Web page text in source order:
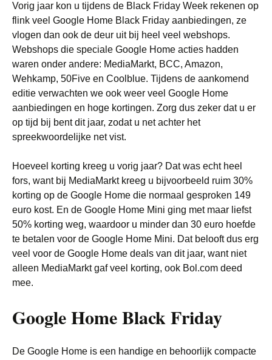
Vorig jaar kon u tijdens de Black Friday Week rekenen op
flink veel Google Home Black Friday aanbiedingen, ze
vlogen dan ook de deur uit bij heel veel webshops.
Webshops die speciale Google Home acties hadden
waren onder andere: MediaMarkt, BCC, Amazon,
Wehkamp, 50Five en Coolblue. Tijdens de aankomend
editie verwachten we ook weer veel Google Home
aanbiedingen en hoge kortingen. Zorg dus zeker dat u er
op tijd bij bent dit jaar, zodat u net achter het
spreekwoordelijke net vist.
Hoeveel korting kreeg u vorig jaar? Dat was echt heel
fors, want bij MediaMarkt kreeg u bijvoorbeeld ruim 30%
korting op de Google Home die normaal gesproken 149
euro kost. En de Google Home Mini ging met maar liefst
50% korting weg, waardoor u minder dan 30 euro hoefde
te betalen voor de Google Home Mini. Dat belooft dus erg
veel voor de Google Home deals van dit jaar, want niet
alleen MediaMarkt gaf veel korting, ook Bol.com deed
mee.
Google Home Black Friday
De Google Home is een handige en behoorlijk compacte